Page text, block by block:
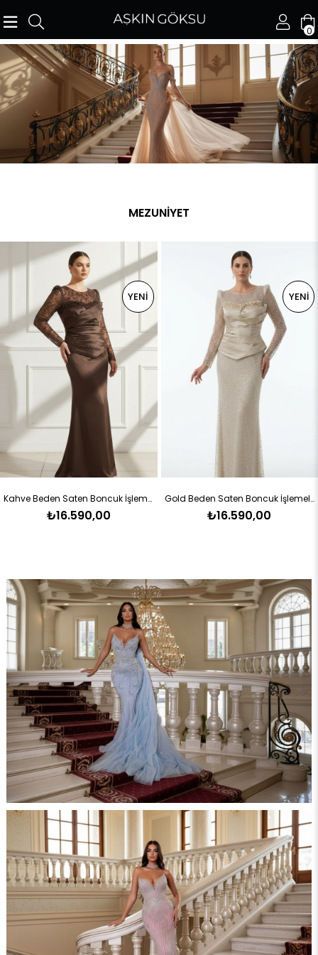
0
MEZUNİYET
Kahve Beden Saten Boncuk İşlemeli Uzun Kollu Büyük Beden Uzun Kadın Abiye
₺16.590,00
YENI
ÜRÜN
Gold Beden Saten Boncuk İşlemeli Uzun Kollu Büyük Beden Uzun Kadın Abiye
₺16.590,00
YENI
ÜRÜN